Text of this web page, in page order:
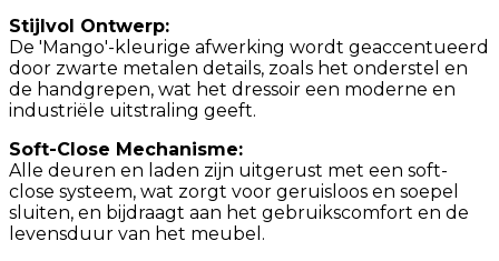
Stijlvol Ontwerp:
De 'Mango'-kleurige afwerking wordt geaccentueerd
door zwarte metalen details, zoals het onderstel en
de handgrepen, wat het dressoir een moderne en
industriële uitstraling geeft.
Soft-Close Mechanisme:
Alle deuren en laden zijn uitgerust met een soft-
close systeem, wat zorgt voor geruisloos en soepel
sluiten, en bijdraagt aan het gebruikscomfort en de
levensduur van het meubel.